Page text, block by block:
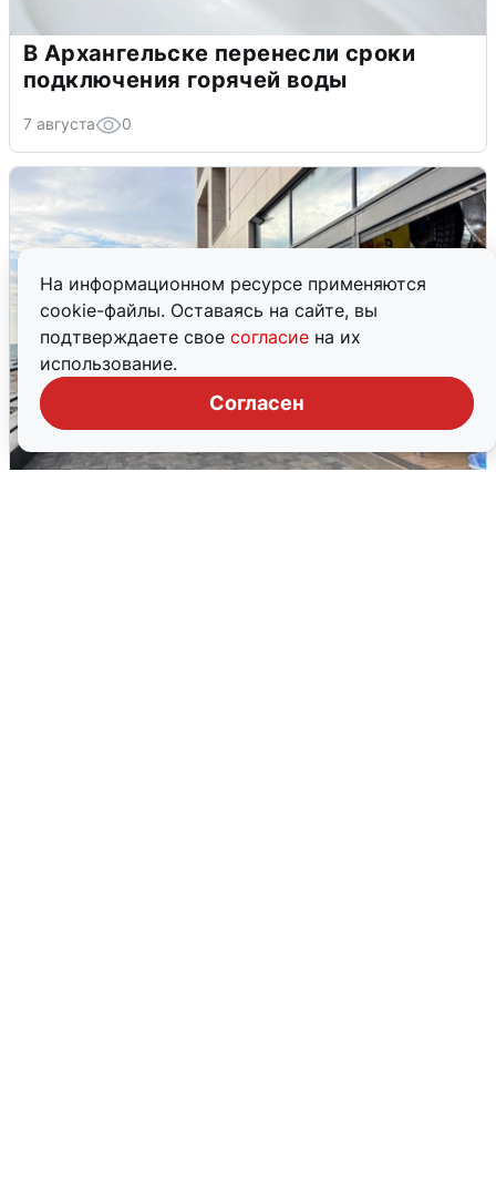
На информационном ресурсе применяются
cookie-файлы. Оставаясь на сайте, вы
подтверждаете свое согласие на их
использование.
Согласен
В Архангельске перенесли сроки
подключения горячей воды
7 августа 0